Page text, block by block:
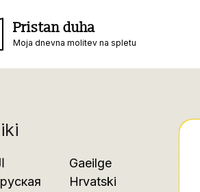
Pristan duha
Moja dnevna molitev na spletu
Gaeilge
Hrvatski